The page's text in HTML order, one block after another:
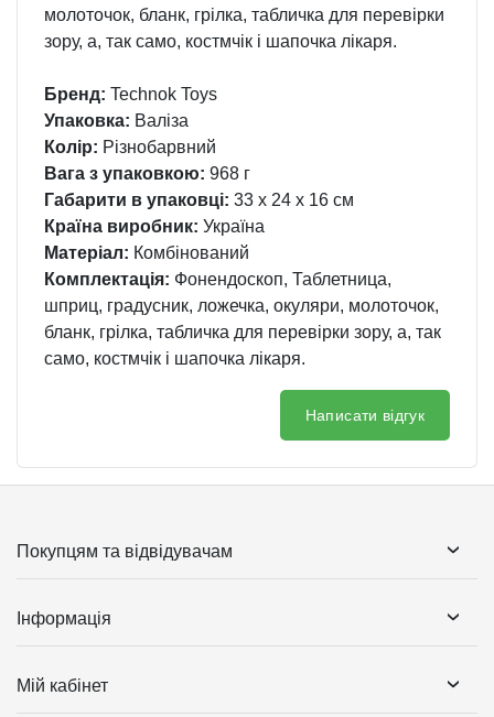
молоточок, бланк, грілка, табличка для перевірки
зору, а, так само, костмчік і шапочка лікаря.
Бренд: Technok Toys
Упаковка: Валіза
Колір: Різнобарвний
Вага з упаковкою: 968 г
Габарити в упаковці: 33 x 24 x 16 см
Країна виробник: Україна
Матеріал: Комбінований
Комплектація: Фонендоскоп, Таблетница,
шприц, градусник, ложечка, окуляри, молоточок,
бланк, грілка, табличка для перевірки зору, а, так
само, костмчік і шапочка лікаря.
Написати відгук
Покупцям та відвідувачам
Інформація
Мій кабінет